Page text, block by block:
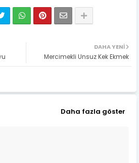
DAHA YENI
Mercimekli Unsuz Kek Ekmek
Daha fazla göster